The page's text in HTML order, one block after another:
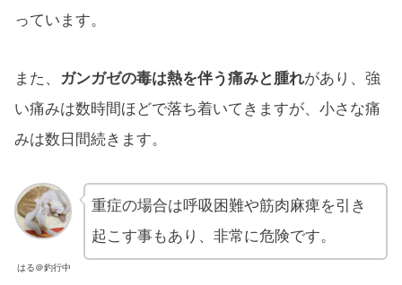
っています。
また、 ガンガゼの毒は熱を伴う痛みと腫れがあり、強
い痛みは数時間ほどで落ち着いてきますが、小さな痛
みは数日間続きます。
はる＠釣行中
重症の場合は呼吸困難や筋肉麻痺を引き
起こす事もあり、非常に危険です。